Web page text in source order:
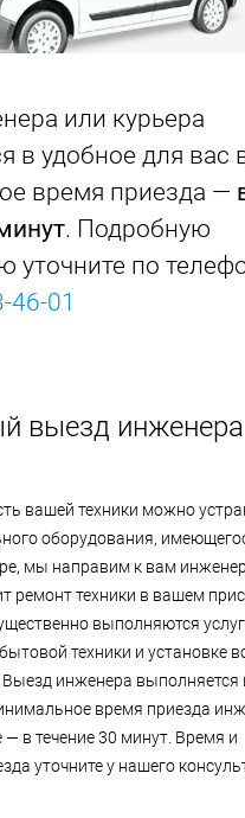
или курьера
в удобное для вас
время приезда —
. Подробную
уточните по
46-01
выезд инженера
вашей техники можно
оборудования,
мы направим к вам
ремонт техники в вашем
выполняются
техники и установке
инженера выполняется
время приезда
— в течение 30 минут. Время и
уточните у нашего